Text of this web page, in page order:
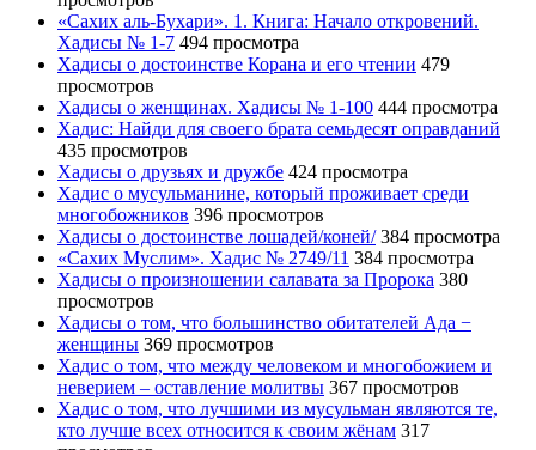
«Сахих аль-Бухари». 1. Книга: Начало откровений.
Хадисы № 1-7 494 просмотра
Хадисы о достоинстве Корана и его чтении 479
просмотров
Хадисы о женщинах. Хадисы № 1-100 444 просмотра
Хадис: Найди для своего брата семьдесят оправданий
435 просмотров
Хадисы о друзьях и дружбе 424 просмотра
Хадис о мусульманине, который проживает среди
многобожников 396 просмотров
Хадисы о достоинстве лошадей/коней/ 384 просмотра
«Сахих Муслим». Хадис № 2749/11 384 просмотра
Хадисы о произношении салавата за Пророка 380
просмотров
Хадисы о том, что большинство обитателей Ада −
женщины 369 просмотров
Хадис о том, что между человеком и многобожием и
неверием – оставление молитвы 367 просмотров
Хадис о том, что лучшими из мусульман являются те,
кто лучше всех относится к своим жёнам 317